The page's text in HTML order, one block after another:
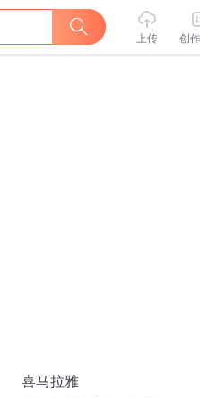
上传 创
喜马拉雅